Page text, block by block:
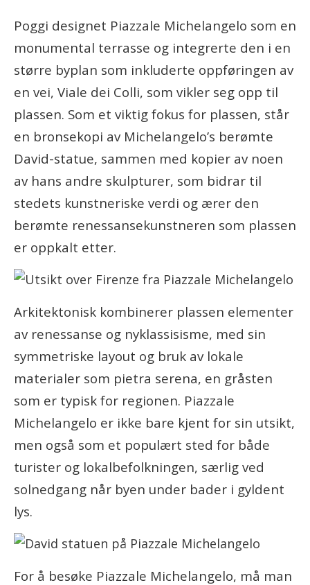
Poggi designet Piazzale Michelangelo som en
monumental terrasse og integrerte den i en
større byplan som inkluderte oppføringen av
en vei, Viale dei Colli, som vikler seg opp til
plassen. Som et viktig fokus for plassen, står
en bronsekopi av Michelangelo’s berømte
David-statue, sammen med kopier av noen
av hans andre skulpturer, som bidrar til
stedets kunstneriske verdi og ærer den
berømte renessansekunstneren som plassen
er oppkalt etter.
Arkitektonisk kombinerer plassen elementer
av renessanse og nyklassisisme, med sin
symmetriske layout og bruk av lokale
materialer som pietra serena, en gråsten
som er typisk for regionen. Piazzale
Michelangelo er ikke bare kjent for sin utsikt,
men også som et populært sted for både
turister og lokalbefolkningen, særlig ved
solnedgang når byen under bader i gyldent
lys.
For å besøke Piazzale Michelangelo, må man